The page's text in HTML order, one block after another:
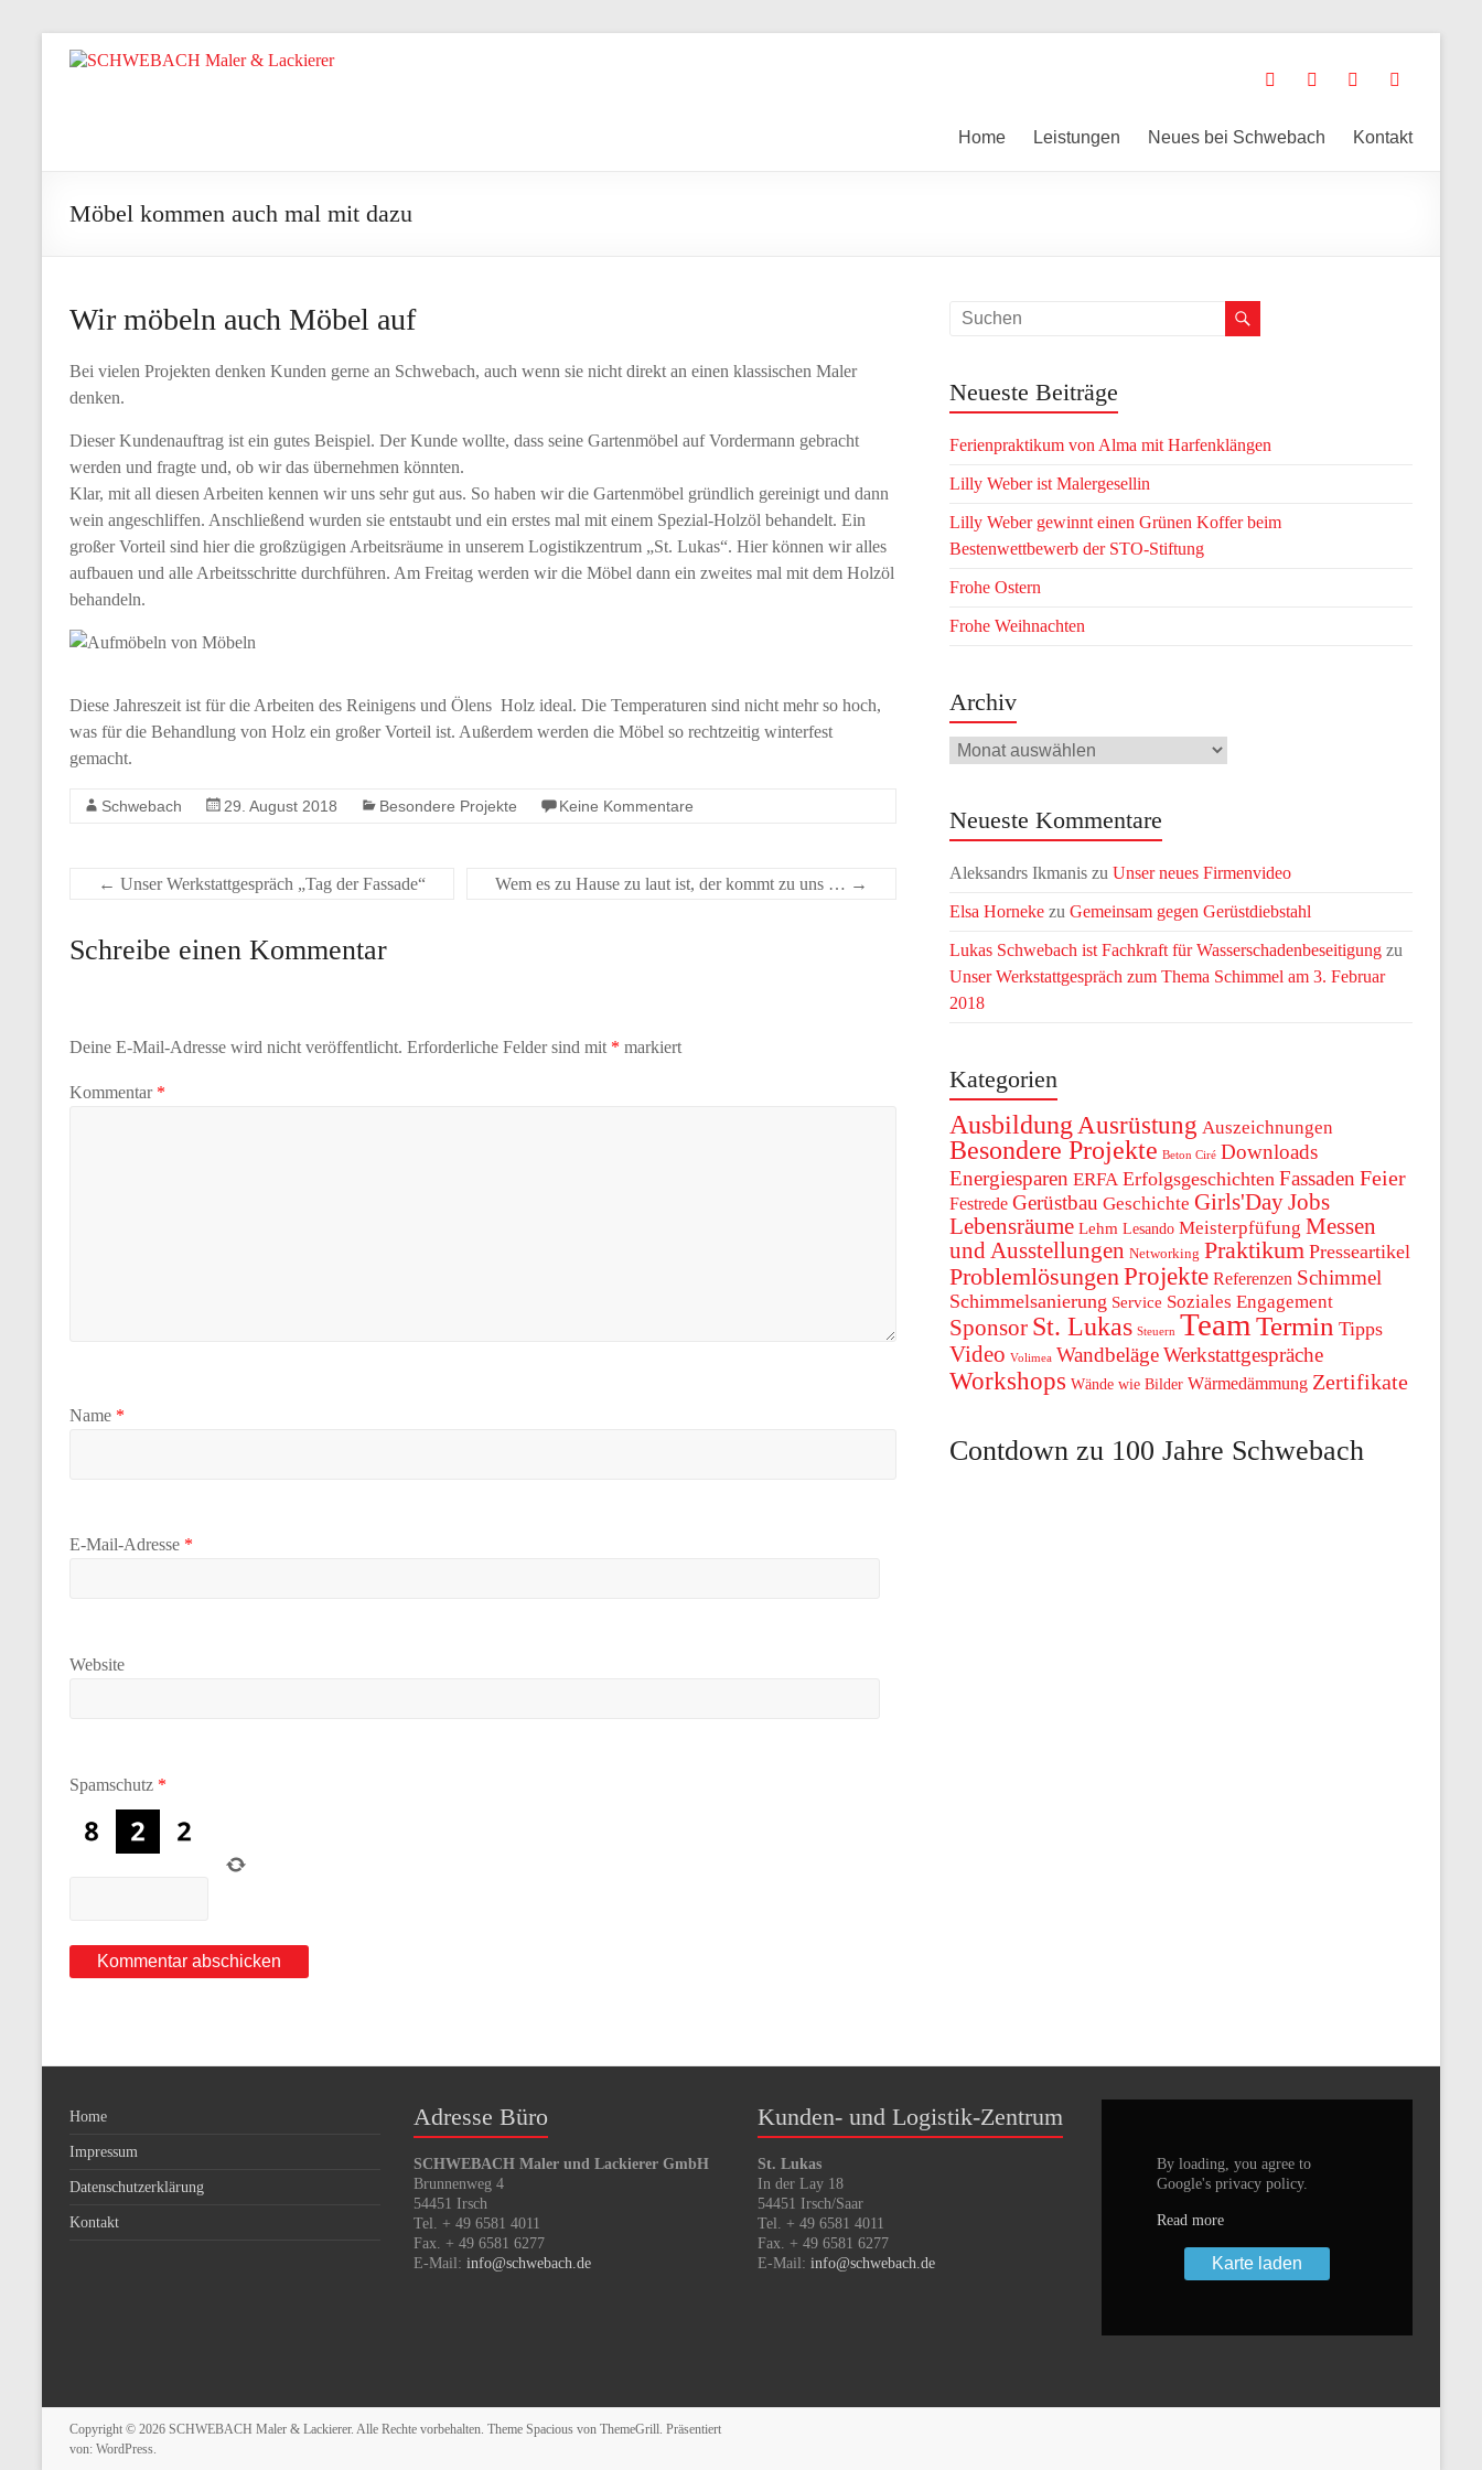
InhaltSCHWEBACH
Lackierer
Irsch/Saar
Home Leistungen Neues bei Schwebach Kontakt
Möbel kommen auch mal mit dazu
Wir möbeln auch Möbel auf
Bei vielen Projekten denken Kunden gerne an Schwebach, auch wenn sie nicht direkt an einen klassischen Maler
denken.
Dieser Kundenauftrag ist ein gutes Beispiel. Der Kunde wollte, dass seine Gartenmöbel auf Vordermann gebracht
werden und fragte und, ob wir das übernehmen könnten.
Klar, mit all diesen Arbeiten kennen wir uns sehr gut aus. So haben wir die Gartenmöbel gründlich gereinigt und dann
wein angeschliffen. Anschließend wurden sie entstaubt und ein erstes mal mit einem Spezial-Holzöl behandelt. Ein
großer Vorteil sind hier die großzügigen Arbeitsräume in unserem Logistikzentrum „St. Lukas“. Hier können wir alles
aufbauen und alle Arbeitsschritte durchführen. Am Freitag werden wir die Möbel dann ein zweites mal mit dem Holzöl
behandeln.
Diese Jahreszeit ist für die Arbeiten des Reinigens und Ölens Holz ideal. Die Temperaturen sind nicht mehr so hoch,
was für die Behandlung von Holz ein großer Vorteil ist. Außerdem werden die Möbel so rechtzeitig winterfest
gemacht.
Schwebach 29. August 2018 Besondere Projekte Keine Kommentare
← Unser Werkstattgespräch „Tag der Fassade“ Wem es zu Hause zu laut ist, der kommt zu uns … →
Schreibe einen Kommentar
Deine E-Mail-Adresse wird nicht veröffentlicht. Erforderliche Felder sind mit * markiert
Kommentar *
Name *
E-Mail-Adresse *
Website
Spamschutz *
Neueste Beiträge
Ferienpraktikum von Alma mit Harfenklängen
Lilly Weber ist Malergesellin
Lilly Weber gewinnt einen Grünen Koffer beim
Bestenwettbewerb der STO-Stiftung
Frohe Ostern
Frohe Weihnachten
Archiv
Archiv
Neueste Kommentare
Aleksandrs Ikmanis zu Unser neues Firmenvideo
Elsa Horneke zu Gemeinsam gegen Gerüstdiebstahl
Lukas Schwebach ist Fachkraft für Wasserschadenbeseitigung zu
Unser Werkstattgespräch zum Thema Schimmel am 3. Februar
2018
Kategorien
Ausbildung Ausrüstung Auszeichnungen
Besondere Projekte Beton Ciré Downloads
Energiesparen ERFA Erfolgsgeschichten Fassaden Feier
Festrede Gerüstbau Geschichte Girls'DayJobs
Lebensräume Lehm Lesando Meisterpfüfung Messen
und Ausstellungen Networking Praktikum Presseartikel
ProblemlösungenProjekte Referenzen Schimmel
Schimmelsanierung Service Soziales Engagement
Sponsor St. Lukas Steuern Team Termin Tipps
Video Volimea WandbelägeWerkstattgespräche
Workshops Wände wie Bilder Wärmedämmung Zertifikate
Contdown zu 100 Jahre Schwebach
Home
Impressum
Datenschutzerklärung
Kontakt
Adresse Büro
SCHWEBACH Maler und Lackierer GmbH
Brunnenweg 4
54451 Irsch
Tel. + 49 6581 4011
Fax. + 49 6581 6277
E-Mail: info@schwebach.de
Kunden- und Logistik-Zentrum
St. Lukas
In der Lay 18
54451 Irsch/Saar
Tel. + 49 6581 4011
Fax. + 49 6581 6277
E-Mail: info@schwebach.de
By loading, you agree to
Google's privacy policy.
Read more
Karte laden
Copyright © 2026 SCHWEBACH Maler & Lackierer. Alle Rechte vorbehalten. Theme Spacious von ThemeGrill. Präsentiert
von: WordPress